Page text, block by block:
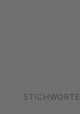
STICHWORTE